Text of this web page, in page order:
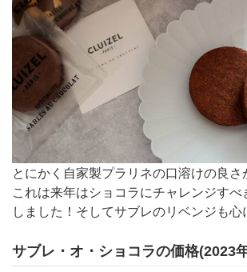
とにかく自家製プラリネの口溶けの良さ
これは来年はショコラにチャレンジす
しました！そしてサブレのリベンジも
サブレ・オ・ショコラの価格(2023